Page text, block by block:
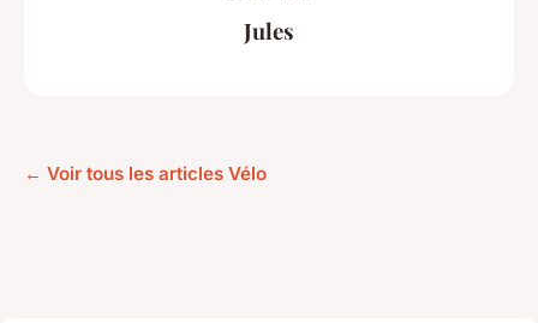
Jules
← Voir tous les articles Vélo